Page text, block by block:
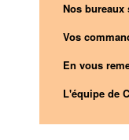
Nos
Vos
En vous
L'équipe de